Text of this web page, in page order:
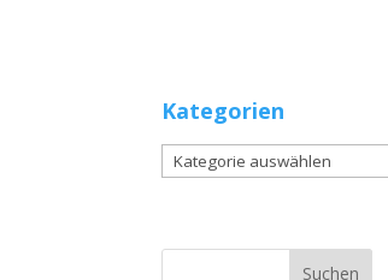
Kategorien
Kategorien